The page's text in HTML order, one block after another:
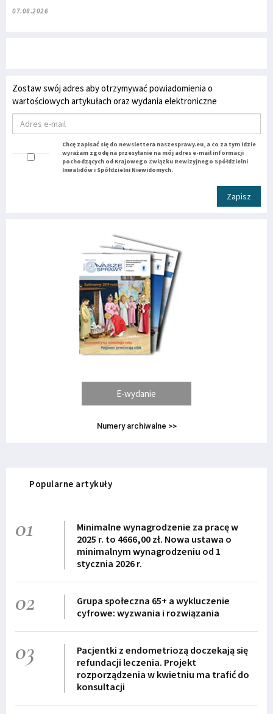
07.08.2026
Zostaw swój adres aby otrzymywać powiadomienia o
wartościowych artykułach oraz wydania elektroniczne
Chcę zapisać się do newslettera naszesprawy.eu, a co za tym idzie
wyrażam zgodę na przesyłanie na mój adres e-mail informacji
pochodzących od Krajowego Związku Rewizyjnego Spółdzielni
Inwalidów i Spółdzielni Niewidomych.
Zapisz
E-wydanie
Numery archiwalne >>
Popularne artykuły
01
Minimalne wynagrodzenie za pracę w
2025 r. to 4666,00 zł. Nowa ustawa o
minimalnym wynagrodzeniu od 1
stycznia 2026 r.
02
Grupa społeczna 65+ a wykluczenie
cyfrowe: wyzwania i rozwiązania
03
Pacjentki z endometriozą doczekają się
refundacji leczenia. Projekt
rozporządzenia w kwietniu ma trafić do
konsultacji